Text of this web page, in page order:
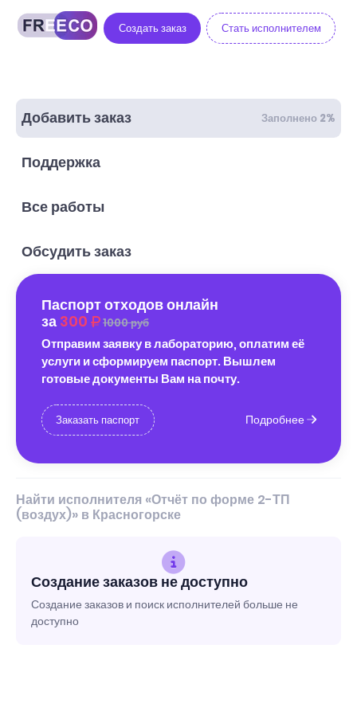
Создать заказ Стать исполнителем
Добавить заказ Заполнено 2%
Поддержка
Все работы
Обсудить заказ
Паспорт отходов онлайн
за 300 1000 руб
Отправим заявку в лабораторию, оплатим её
услуги и сформируем паспорт. Вышлем
готовые документы Вам на почту.
Заказать паспорт Подробнее
Найти исполнителя «Отчёт по форме 2-ТП
(воздух)» в Красногорске
Создание заказов не доступно
Создание заказов и поиск исполнителей больше не
доступно